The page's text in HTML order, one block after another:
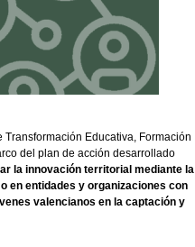
Educativa, Formación
del plan de acción desarrollado
la innovación territorial mediante la
en entidades y organizaciones con
valencianos en la captación y